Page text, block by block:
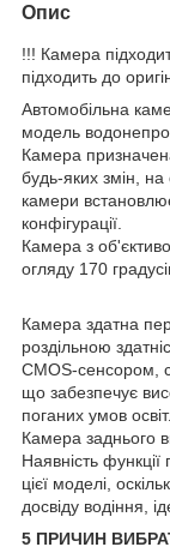
Опис
!!! Камера
підходить до
Автомобільна
модель
Камера
будь-яких змін,
камери
конфігурації.
Камера з
огляду 170
Камера здатна
роздільною
CMOS-сенсором,
що забезпечує
поганих умов
Камера заднього
Наявність
цієї моделі,
досвіду водіння,
5 ПРИЧИН